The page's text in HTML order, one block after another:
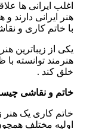
اغلب ایرانی ها
هنر ایرانی دارند
با خاتم کاری و
یکی از زیباترین
هنرمند توانسته
خلق کند .
خاتم و نقاشی
خاتم کاری یک هنر
اولیه مختلف